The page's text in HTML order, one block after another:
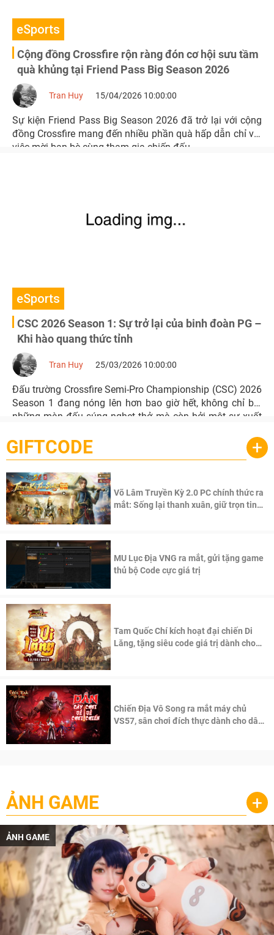
eSports
Cộng đồng Crossfire rộn ràng đón cơ hội sưu tầm
quà khủng tại Friend Pass Big Season 2026
Tran Huy 15/04/2026 10:00:00
Sự kiện Friend Pass Big Season 2026 đã trở lại với cộng
đồng Crossfire mang đến nhiều phần quà hấp dẫn chỉ với
việc mời bạn bè cùng tham gia chiến đấu.
eSports
CSC 2026 Season 1: Sự trở lại của binh đoàn PG –
Khi hào quang thức tỉnh
Tran Huy 25/03/2026 10:00:00
Đấu trường Crossfire Semi-Pro Championship (CSC) 2026
Season 1 đang nóng lên hơn bao giờ hết, không chỉ bởi
những màn đấu súng nghẹt thở mà còn bởi một sự xuất
lại của binh đoàn PG.
GIFTCODE +
Võ Lâm Truyền Kỳ 2.0 PC chính thức ra
mắt: Sống lại thanh xuân, giữ trọn tinh
MU Lục Địa VNG ra mắt, gửi tặng game
thủ bộ Code cực giá trị
Tam Quốc Chí kích hoạt đại chiến Di
Lăng, tặng siêu code giá trị dành cho
Chiến Địa Vô Song ra mắt máy chủ
VS57, sân chơi đích thực dành cho dân
ẢNH GAME +
ẢNH GAME